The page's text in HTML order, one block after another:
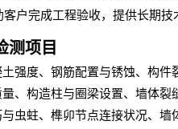
客户完成工程验收，提供长期技
测项目
土强度、钢筋配置与锈蚀、构
量、构造柱与圈梁设置、墙体
与虫蛀、榫卯节点连接状况、